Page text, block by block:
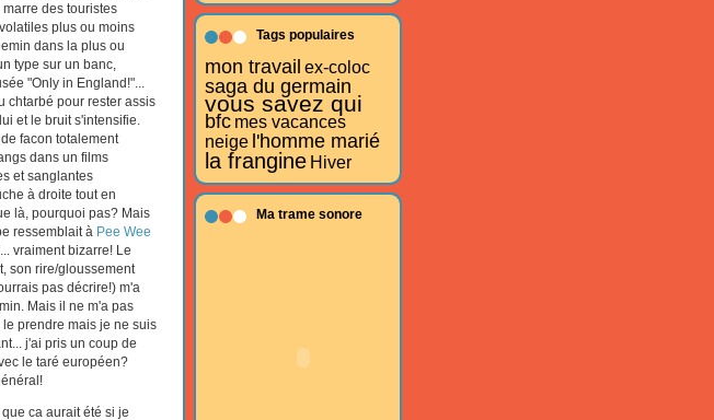
Tags populaires
mon travail ex-coloc
saga du germain
vous savez qui
bfc mes vacances
neige l'homme marié
la frangine Hiver
Ma trame sonore
des touristes
plus ou moins
dans la plus ou
type sur un banc,
"Only in England!"...
chtarbé pour rester assis
et le bruit s'intensifie.
facon totalement
dans un films
et sanglantes
à droite tout en
là, pourquoi pas? Mais
ressemblait à Pee Wee
vraiment bizarre! Le
son rire/gloussement
pas décrire!) m'a
Mais il ne m'a pas
prendre mais je ne suis
j'ai pris un coup de
le taré européen?
ca aurait été si je